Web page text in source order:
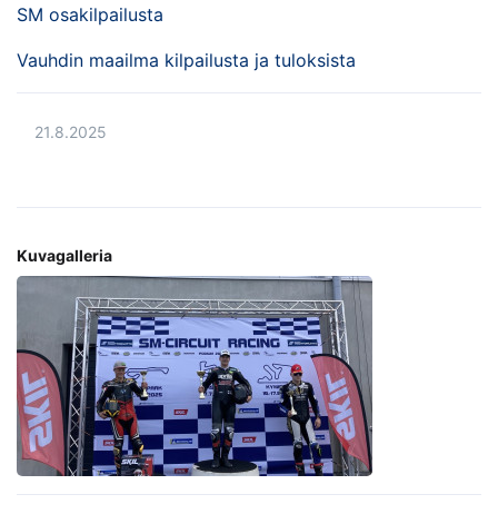
SM osakilpailusta
Vauhdin maailma kilpailusta ja tuloksista
21.8.2025
Kuvagalleria